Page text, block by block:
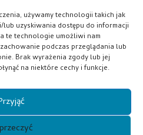
używamy technologii takich jak
uzyskiwania dostępu do informacji
te technologie umożliwi nam
podczas przeglądania lub
Brak wyrażenia zgody lub jej
na niektóre cechy i funkcje.
produkty. Czy możesz